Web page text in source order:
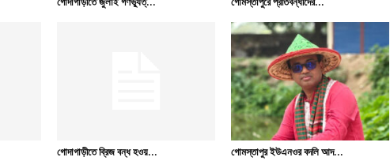
গোদাগাড়ীতে ব্রিজ বন্ধ হওয়... গোমস্তাপুর ইউএনওর বদলি আদ...